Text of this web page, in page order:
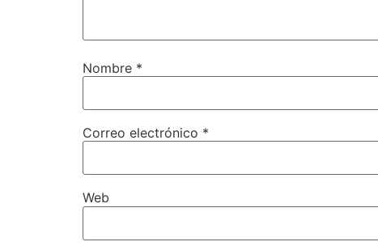
Nombre *
Correo electrónico *
Web